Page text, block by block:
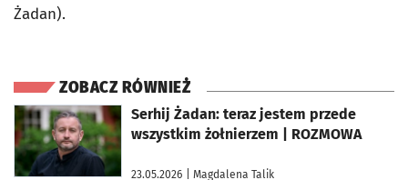
Żadan).
ZOBACZ RÓWNIEŻ
Serhij Żadan: teraz jestem przede
wszystkim żołnierzem | ROZMOWA
23.05.2026 | Magdalena Talik
otworzy się w nowej karcie